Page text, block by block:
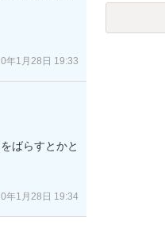
年1月28日 19:33
ばらすとかと
年1月28日 19:34